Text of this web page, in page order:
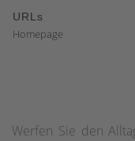
URLs
Homepage
Werfen Sie den